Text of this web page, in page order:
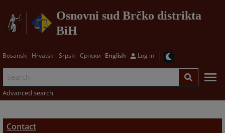
Osnovni sud Brčko distrikta
BiH
Bosanski Hrvatski Srpski Српски English Log in
Advanced search
Contact